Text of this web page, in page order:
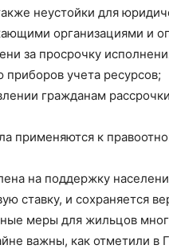
неустойки для
организациями и
за просрочку
учета ресурсов;
гражданам
применяются к
на поддержку
ставку, и сохраняется
меры для жильцов
важны, как отметили в